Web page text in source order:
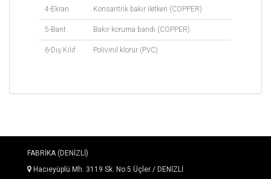
4-Ekran Konsantrik bakır iletken (COPPER)
5-Bant Bakır koruma bandı (COPPER)
6-Dış Kılıf Polivinil klorür (PVC)
FABRİKA (DENİZLİ)
Hacıeyüplü Mh. 3119 Sk. No:5 Üçler / DENİZLİ